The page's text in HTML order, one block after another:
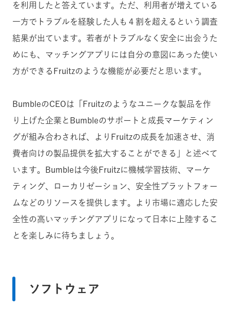
を利用したと答えています。ただ、利用者が増えている
一方でトラブルを経験した人も４割を超えるという調査
結果が出ています。若者がトラブルなく安全に出会うた
めにも、マッチングアプリには自分の意図にあった使い
方ができるFruitzのような機能が必要だと思います。
BumbleのCEOは「Fruitzのようなユニークな製品を作
り上げた企業とBumbleのサポートと成長マーケティン
グが組み合わされば、よりFruitzの成長を加速させ、消
費者向けの製品提供を拡大することができる」と述べて
います。Bumbleは今後Fruitzに機械学習技術、マーケ
ティング、ローカリゼーション、安全性プラットフォー
ムなどのリソースを提供します。より市場に適応した安
全性の高いマッチングアプリになって日本に上陸するこ
とを楽しみに待ちましょう。
ソフトウェア